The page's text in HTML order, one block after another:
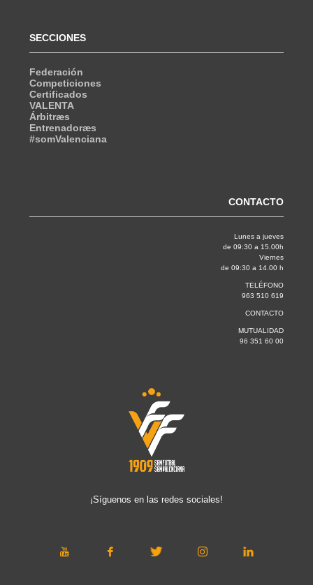
SECCIONES
Federación
Competiciones
Certificados
VALENTA
Árbitræs
Entrenadoræs
#somValenciana
CONTACTO
Lunes a jueves
de 09:30 a 15.00h
Viernes
de 09:30 a 14.00 h
TELÉFONO
963 510 619
CONTACTO
MUTUALIDAD
96 351 60 00
¡Síguenos en las redes sociales!